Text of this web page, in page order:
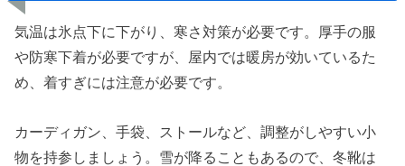
気温は氷点下に下がり、寒さ対策が必要です。厚手の服
や防寒下着が必要ですが、屋内では暖房が効いているた
め、着すぎには注意が必要です。
カーディガン、手袋、ストールなど、調整がしやすい小
物を持参しましょう。雪が降ることもあるので、冬靴は